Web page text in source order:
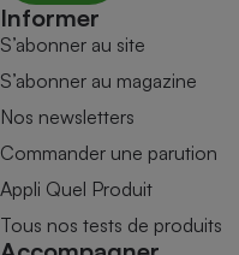
Informer
S’abonner au site
S’abonner au magazine
Nos newsletters
Commander une parution
Appli Quel Produit
Tous nos tests de produits